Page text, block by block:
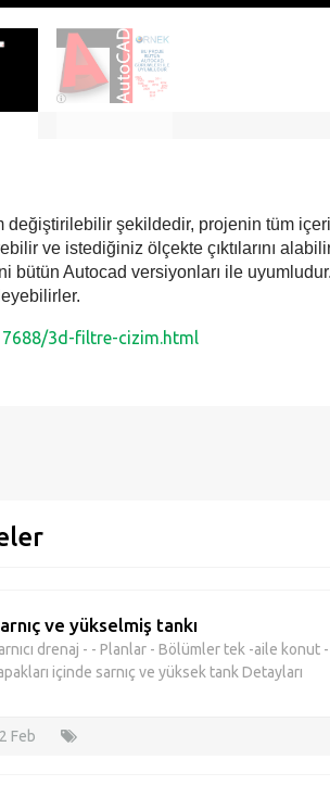
şekildedir, projenin tüm
ve istediğiniz ölçekte çıktılarını
bütün Autocad versiyonları ile
3d-filtre-cizim.html
ve yükselmiş tankı
drenaj - - Planlar - Bölümler tek -aile konut -
içinde sarnıç ve yüksek tank Detayları
Feb